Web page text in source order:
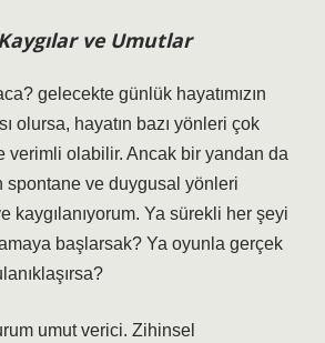
ve Umutlar
gelecekte günlük hayatımızın
olursa, hayatın bazı yönleri çok
verimli olabilir. Ancak bir yandan da
spontane ve duygusal yönleri
kaygılanıyorum. Ya sürekli her şeyi
başlarsak? Ya oyunla gerçek
umut verici. Zihinsel